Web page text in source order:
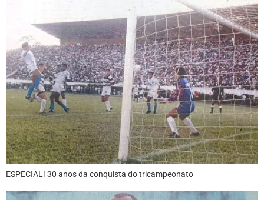
ESPECIAL! 30 anos da conquista do tricampeonato